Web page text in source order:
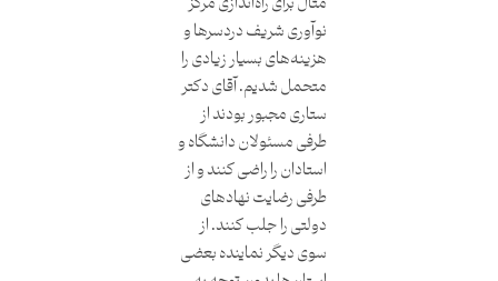
نوآوری شریف دردسرها و
هزینه‌های بسیار زیادی را
متحمل شدیم. آقای دکتر
ستاری مجبور بودند از
طرفی مسئولان دانشگاه و
استادان را راضی کنند و از
طرفی رضایت نهادهای
دولتی را جلب کنند. از
سوی دیگر نماینده بعضی